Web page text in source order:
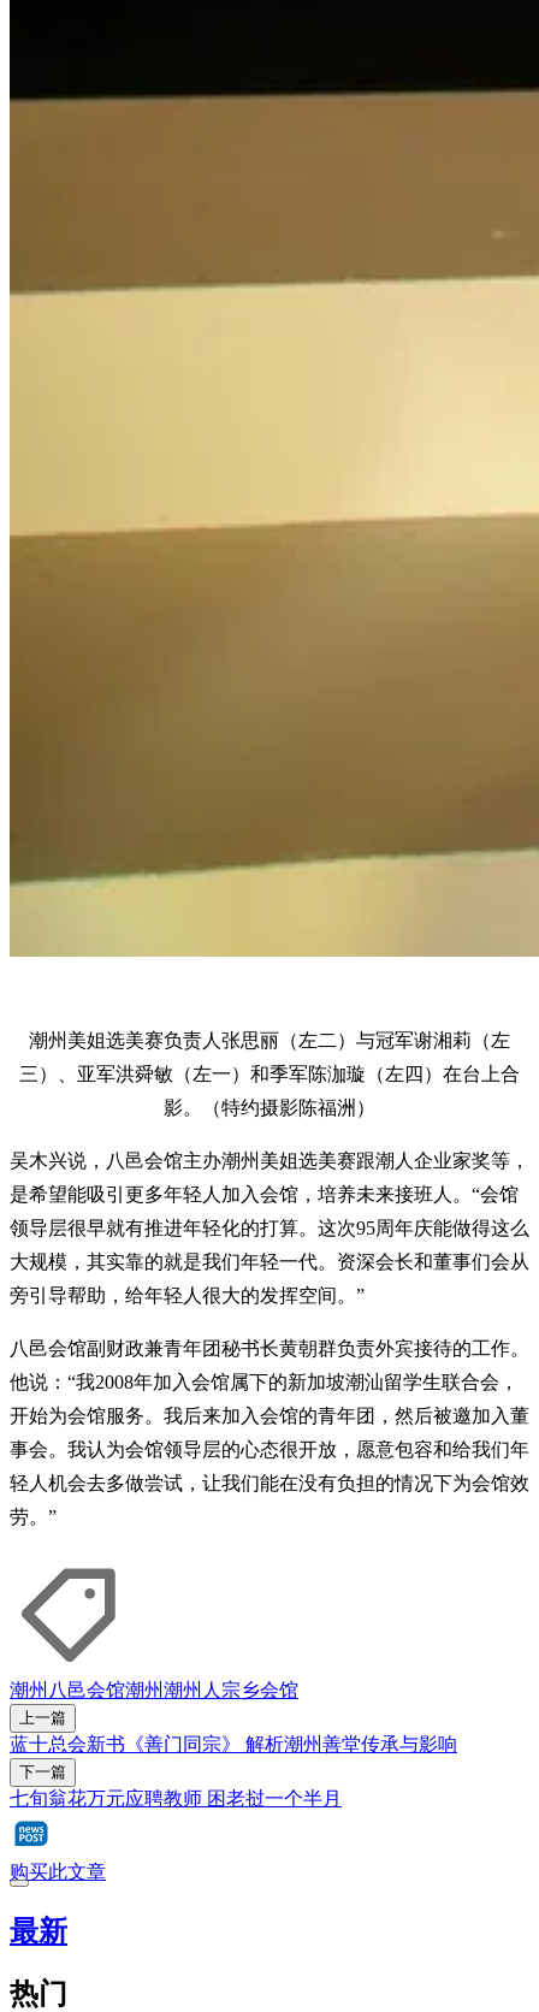
潮州美姐选美赛负责人张思丽（左二）与冠军谢湘莉（左
三）、亚军洪舜敏（左一）和季军陈泇璇（左四）在台上合
影。（特约摄影陈福洲）
吴木兴说，八邑会馆主办潮州美姐选美赛跟潮人企业家奖等，
是希望能吸引更多年轻人加入会馆，培养未来接班人。“会馆
领导层很早就有推进年轻化的打算。这次95周年庆能做得这么
大规模，其实靠的就是我们年轻一代。资深会长和董事们会从
旁引导帮助，给年轻人很大的发挥空间。”
八邑会馆副财政兼青年团秘书长黄朝群负责外宾接待的工作。
他说：“我2008年加入会馆属下的新加坡潮汕留学生联合会，
开始为会馆服务。我后来加入会馆的青年团，然后被邀加入董
事会。我认为会馆领导层的心态很开放，愿意包容和给我们年
轻人机会去多做尝试，让我们能在没有负担的情况下为会馆效
劳。”
潮州八邑会馆潮州潮州人 宗乡会馆
上一篇
蓝十总会新书《善门同宗》 解析潮州善堂传承与影响
下一篇
七旬翁花万元应聘教师 困老挝一个半月
购买此文章
最新
热门